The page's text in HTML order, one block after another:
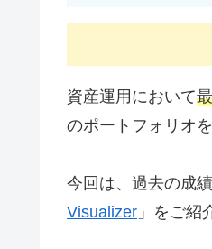
資産運用において
のポートフォリオ
今回は、過去の成
Visualizer 」をご紹